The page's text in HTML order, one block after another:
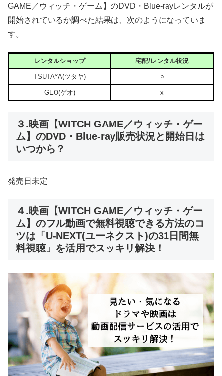
GAME／ウィッチ・ゲーム】のDVD・Blue-rayレンタルが
開始されているか調べた結果は、次のようになっていま
す。
レンタルショップ 宅配/レンタル状況
TSUTAYA(ツタヤ) ○
GEO(ゲオ) x
３.映画【WITCH GAME／ウィッチ・ゲー
ム】のDVD・Blue-ray販売状況と開始日は
いつから？
発売日未定
４.映画【WITCH GAME／ウィッチ・ゲー
ム】のフル動画で無料視聴できる方法のコ
ツは「U-NEXT(ユーネクスト)の31日間無
料視聴」を活用でスッキリ解決！